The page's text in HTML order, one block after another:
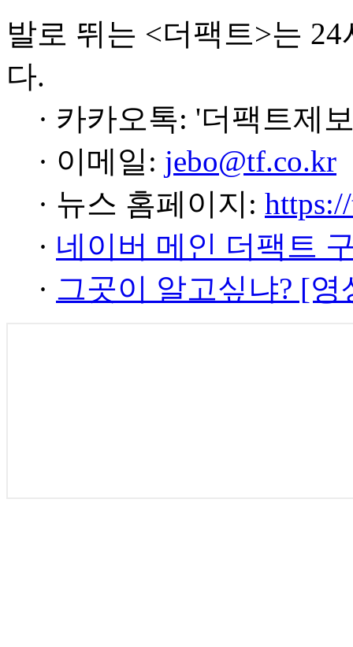
발로 뛰는 <더팩트>는
다.
· 카카오톡: '더팩트제
· 이메일: jebo@tf.co.kr
· 뉴스 홈페이지:
· 네이버 메인 더팩트
· 그곳이 알고싶냐? [